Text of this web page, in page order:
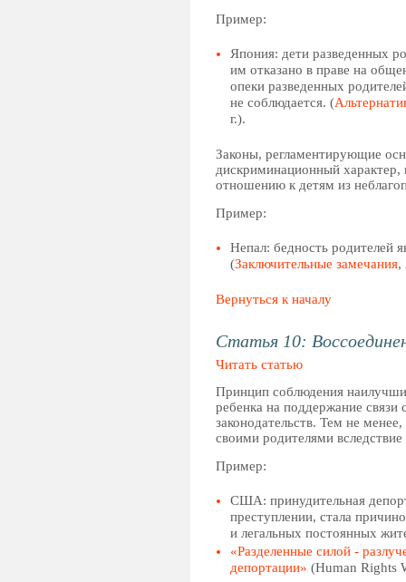
Пример:
Япония: дети разведенных
им отказано в праве на
опеки разведенных
не соблюдается. (
г.).
Законы, регламентирующие
дискриминационный
отношению к детям из
Пример:
Непал: бедность родителей
(Заключительные замечания,
Вернуться к началу
Статья 10:
Читать статью
Принцип соблюдения
ребенка на поддержание
законодательств. Тем не
своими родителями
Пример:
США: принудительная
преступлении, стала
и легальных постоянных
«Разделенные силой -
депортации» (Нuman Rights